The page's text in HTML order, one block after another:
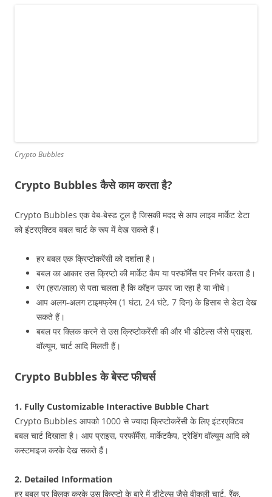
Crypto Bubbles
Crypto Bubbles कैसे काम करता है?
Crypto Bubbles एक वेब-बेस्ड टूल है जिसकी मदद से आप लाइव मार्केट डेटा
को इंटरएक्टिव बबल चार्ट के रूप में देख सकते हैं।
हर बबल एक क्रिप्टोकरेंसी को दर्शाता है।
बबल का आकार उस क्रिप्टो की मार्केट कैप या परफॉर्मेंस पर निर्भर करता है।
रंग (हरा/लाल) से पता चलता है कि कॉइन ऊपर जा रहा है या नीचे।
आप अलग-अलग टाइमफ्रेम (1 घंटा, 24 घंटे, 7 दिन) के हिसाब से डेटा देख
सकते हैं।
बबल पर क्लिक करने से उस क्रिप्टोकरेंसी की और भी डीटेल्स जैसे प्राइस,
वॉल्यूम, चार्ट आदि मिलती हैं।
Crypto Bubbles के बेस्ट फीचर्स
1. Fully Customizable Interactive Bubble Chart
Crypto Bubbles आपको 1000 से ज्यादा क्रिप्टोकरेंसी के लिए इंटरएक्टिव
बबल चार्ट दिखाता है। आप प्राइस, परफॉर्मेंस, मार्केटकैप, ट्रेडिंग वॉल्यूम आदि को
कस्टमाइज करके देख सकते हैं।
2. Detailed Information
हर बबल पर क्लिक करके उस क्रिप्टो के बारे में डीटेल्स जैसे वीकली चार्ट, रैंक,